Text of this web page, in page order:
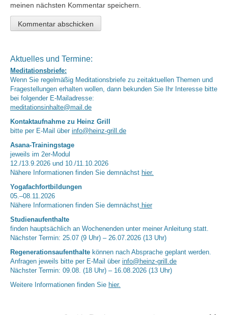
meinen nächsten Kommentar speichern.
Aktuelles und Termine:
Meditationsbriefe:
Wenn Sie regelmäßig Meditationsbriefe zu zeitaktuellen Themen und
Fragestellungen erhalten wollen, dann bekunden Sie Ihr Interesse bitte
bei folgender E-Mailadresse:
meditationsinhalte@mail.de
Kontaktaufnahme zu Heinz Grill
bitte per E-Mail über info@heinz-grill.de
Asana-Trainingstage
jeweils im 2er-Modul
12./13.9.2026 und 10./11.10.2026
Nähere Informationen finden Sie demnächst hier.
Yogafachfortbildungen
05.–08.11.2026
Nähere Informationen finden Sie demnächst hier
Studienaufenthalte
finden hauptsächlich an Wochenenden unter meiner Anleitung statt.
Nächster Termin: 25.07 (9 Uhr) – 26.07.2026 (13 Uhr)
Regenerationsaufenthalte können nach Absprache geplant werden.
Anfragen jeweils bitte per E-Mail über info@heinz-grill.de
Nächster Termin: 09.08. (18 Uhr) – 16.08.2026 (13 Uhr)
Weitere Informationen finden Sie hier.